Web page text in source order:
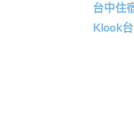
台中住
Klook